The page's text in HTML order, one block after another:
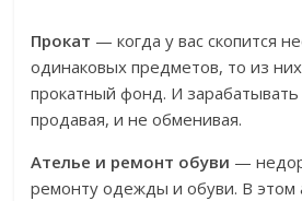
Прокат — когда у вас скопится
одинаковых предметов, то из
прокатный фонд. И
продавая, и не обменивая.
Ателье и ремонт обуви —
ремонту одежды и обуви. В этом